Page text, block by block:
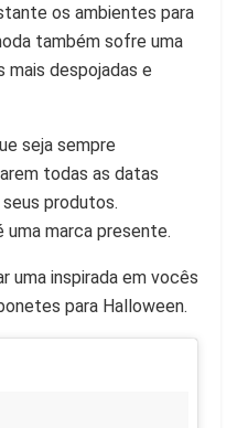
os ambientes para
também sofre uma
mais despojadas e
seja sempre
todas as datas
produtos.
uma marca presente.
uma inspirada em vocês
para Halloween.